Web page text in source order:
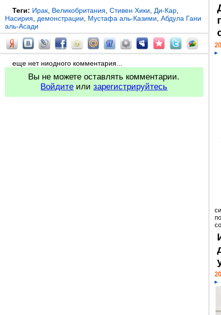
Теги: Ирак Великобритания Стивен Хики Ди-Кар
Насирия
демонстрации Мустафа аль-Казими Абдула Гани
аль-Асади
еще нет ниодного комментария...
Вы не можете оставлять комментарии.
Войдите илизарегистрируйтесь